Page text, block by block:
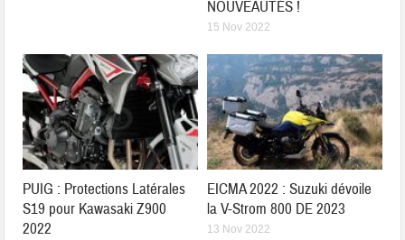
NOUVEAUTÉS !
15 Nov 2022
PUIG : Protections Latérales
S19 pour Kawasaki Z900
2022
EICMA 2022 : Suzuki dévoile
la V-Strom 800 DE 2023
13 Nov 2022